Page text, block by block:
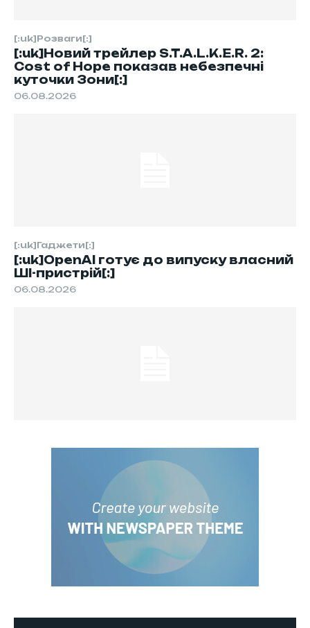
[:uk]Розваги[:]
[:uk]Новий трейлер S.T.A.L.K.E.R. 2:
Cost of Hope показав небезпечні
куточки Зони[:]
06.08.2026
[:uk]Гаджети[:]
[:uk]OpenAI готує до випуску власний
ШІ-пристрій[:]
06.08.2026